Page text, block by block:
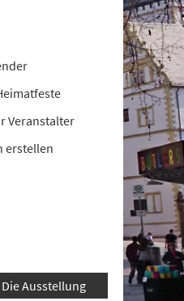
Veranstalter
erstellen
Ausstellung